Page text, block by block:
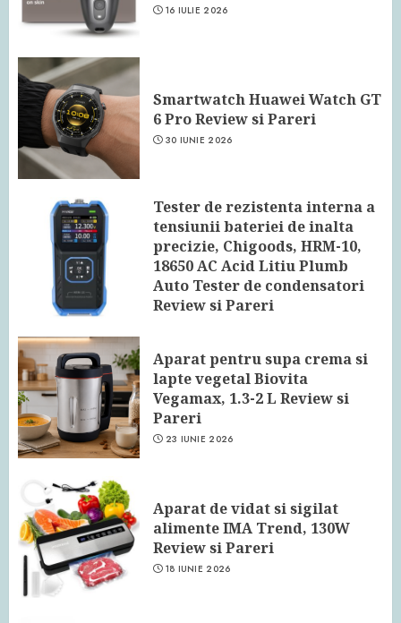
16 IULIE 2026
Smartwatch Huawei Watch GT
6 Pro Review si Pareri
30 IUNIE 2026
Tester de rezistenta interna a
tensiunii bateriei de inalta
precizie, Chigoods, HRM-10,
18650 AC Acid Litiu Plumb
Auto Tester de condensatori
Review si Pareri
Aparat pentru supa crema si
lapte vegetal Biovita
Vegamax, 1.3-2 L Review si
Pareri
23 IUNIE 2026
Aparat de vidat si sigilat
alimente IMA Trend, 130W
Review si Pareri
18 IUNIE 2026